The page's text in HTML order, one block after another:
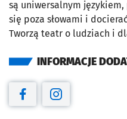
są uniwersalnym
się poza słowami i
Tworzą teatr o ludziach i
INFORMACJE
Otwiera się w nowej
Otwiera się w